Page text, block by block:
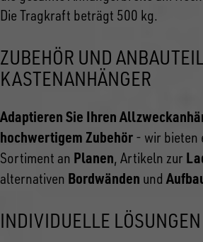
Die Tragkraft beträgt 500 kg.
ZUBEHÖR UND
KASTENANHÄNGER
Adaptieren Sie Ihren
hochwertigem Zubehör - wir bieten
Sortiment an Planen, Artikeln zur
alternativen Bordwänden und
INDIVIDUELLE LÖSUNGEN